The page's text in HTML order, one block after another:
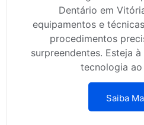
Dentário em
equipamentos e
procedimentos
surpreendentes. Esteja
tecnologia ao
Saiba